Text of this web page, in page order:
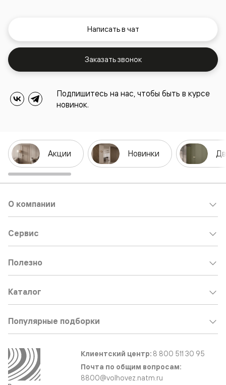
Написать в чат
Заказать звонок
Подпишитесь на нас, чтобы быть в курсе
новинок.
Акции Новинки
О компании
Сервис
Полезно
Каталог
Популярные подборки
Клиентский центр: 8 800 511 30 95
Почта по общим вопросам:
8800@volhovez.natm.ru